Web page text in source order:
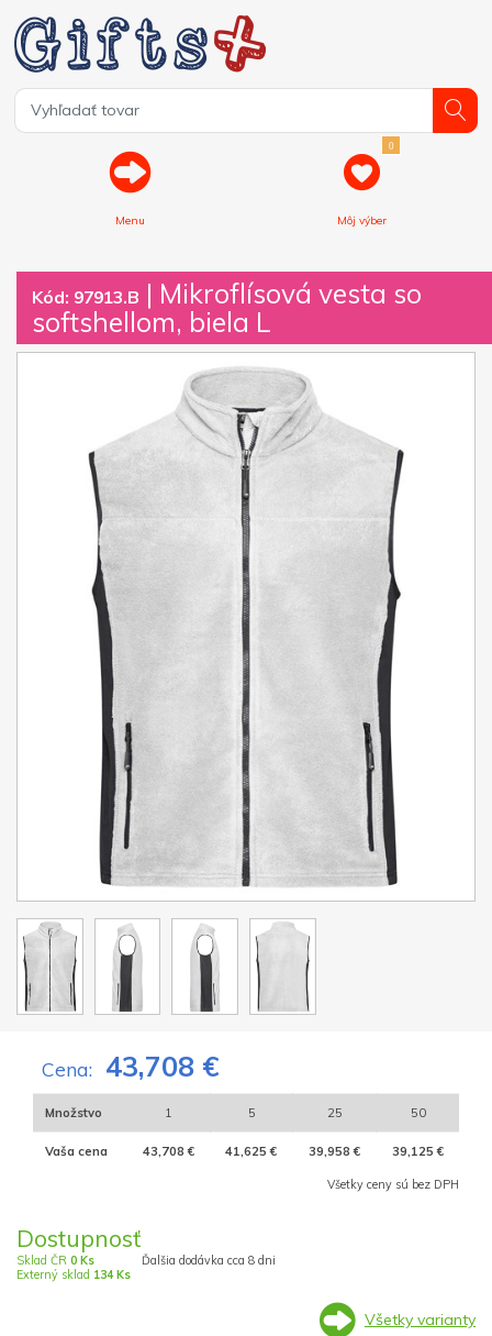
Menu
0
Môj výber
Kód: 97913.B | Mikroflísová vesta so
softshellom, biela L
Cena: 43,708 €
Množstvo 1 5 25 50
Vaša cena 43,708 € 41,625 € 39,958 € 39,125 €
Všetky ceny sú bez DPH
Dostupnosť
Sklad ČR 0 Ks
Externý sklad 134 Ks
Ďalšia dodávka cca 8 dni
Všetky varianty